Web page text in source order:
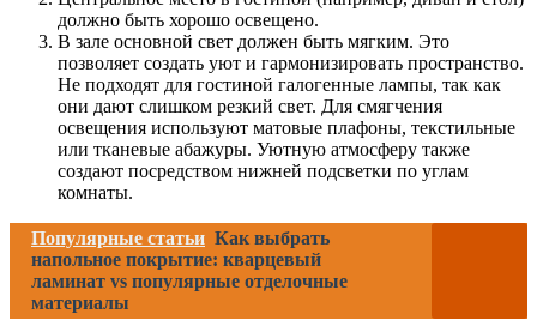
должно быть хорошо освещено.
В зале основной свет должен быть мягким. Это
позволяет создать уют и гармонизировать пространство.
Не подходят для гостиной галогенные лампы, так как
они дают слишком резкий свет. Для смягчения
освещения используют матовые плафоны, текстильные
или тканевые абажуры. Уютную атмосферу также
создают посредством нижней подсветки по углам
комнаты.
Популярные статьи Как выбрать
напольное покрытие: кварцевый
ламинат vs популярные отделочные
материалы